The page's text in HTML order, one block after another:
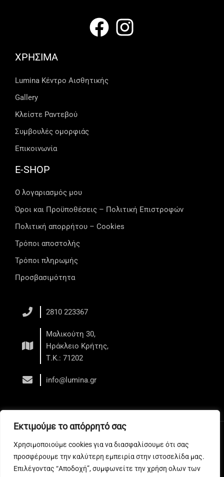
Εκτιμούμε το απόρρητό σας
Χρησιμοποιούμε cookies για να διασφαλίσουμε ότι σας
προσφέρουμε την καλύτερη εμπειρία στην ιστοσελίδα μας.
Επιλέγοντας “Αποδοχή”, συμφωνείτε την χρήση ολων των
ΧΡΗΣΙΜΑ
Lumina Kέντρο Αισθητικής
Gallery
Κλείστε Ραντεβού
Συμβουλές ομορφιάς
Επικοινωνία
E-SHOP
Ο λογαριασμός μου
Όροι και Προϋποθέσεις – Πολιτική Επιστροφών
Πολιτική απορρήτου – Cookies
Τρόποι αποστολής
Τρόποι πληρωμής
Προσβασιμότητα
2810 223367
Μαλικούτη 30,
Ηράκλειο Κρήτης,
Τ.Κ.: 71202
info@lumina.gr
Web development by All Web Keys